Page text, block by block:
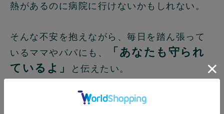
熱があるのに病院に行けないかもしれない。
そんな不安を抱えながら、毎日を踏ん張って
いるママやパパにも、
「あなたも守られ
ているよ」
と伝えたい。
そんな“もしものとき”のための、小さな安心。